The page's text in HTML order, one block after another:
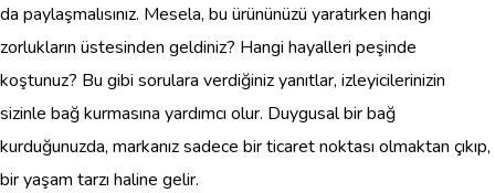
da paylaşmalısınız. Mesela, bu ürününüzü yaratırken hangi
zorlukların üstesinden geldiniz? Hangi hayalleri peşinde
koştunuz? Bu gibi sorulara verdiğiniz yanıtlar, izleyicilerinizin
sizinle bağ kurmasına yardımcı olur. Duygusal bir bağ
kurduğunuzda, markanız sadece bir ticaret noktası olmaktan çıkıp,
bir yaşam tarzı haline gelir.